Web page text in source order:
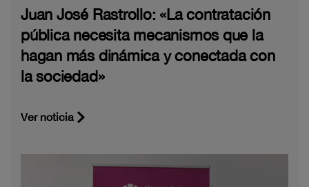
Juan José Rastrollo: «La contratación
pública necesita mecanismos que la
hagan más dinámica y conectada con
la sociedad»
Ver noticia